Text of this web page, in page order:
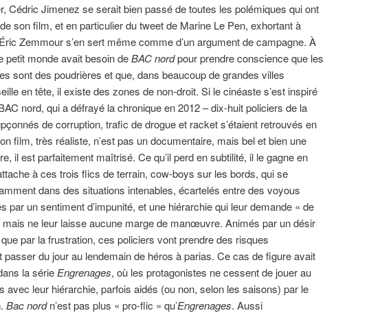
Cédric Jimenez se serait bien passé de toutes les polémiques qui ont
son film, et en particulier du tweet de Marine Le Pen, exhortant à
Éric Zemmour s’en sert même comme d’un argument de campagne. À
petit monde avait besoin deBAC nordpour prendre conscience que les
sont des poudrières et que, dans beaucoup de grandes villes
en tête, il existe des zones de non-droit. Si le cinéaste s’est inspiré
nord, qui a défrayé la chronique en 2012 – dix-huit policiers de la
de corruption, trafic de drogue et racket s’étaient retrouvés en
film, très réaliste, n’est pas un documentaire, mais bel et bien une
il est parfaitement maîtrisé. Ce qu’il perd en subtilité, il le gagne en
à ces trois flics de terrain, cow-boys sur les bords, qui se
dans des situations intenables, écartelés entre des voyous
par un sentiment d’impunité, et une hiérarchie qui leur demande « de
mais ne leur laisse aucune marge de manœuvre. Animés par un désir
par la frustration, ces policiers vont prendre des risques
passer du jour au lendemain de héros à parias. Ce cas de figure avait
la série Engrenages, où les protagonistes ne cessent de jouer au
avec leur hiérarchie, parfois aidés (ou non, selon les saisons) par le
Bac nordn’est pas plus « pro-flic » qu’Engrenages. Aussi